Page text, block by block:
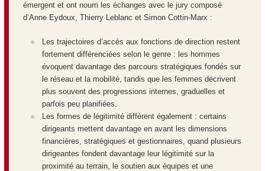
émergent et ont nourri les échanges avec le jury composé
d’Anne Eydoux, Thierry Leblanc et Simon Cottin-Marx :
Les trajectoires d’accès aux fonctions de direction restent
fortement différenciées selon le genre : les hommes
évoquent davantage des parcours stratégiques fondés sur
le réseau et la mobilité, tandis que les femmes décrivent
plus souvent des progressions internes, graduelles et
parfois peu planifiées.
Les formes de légitimité diffèrent également : certains
dirigeants mettent davantage en avant les dimensions
financières, stratégiques et gestionnaires, quand plusieurs
dirigeantes fondent davantage leur légitimité sur la
proximité au terrain, le soutien aux équipes et une